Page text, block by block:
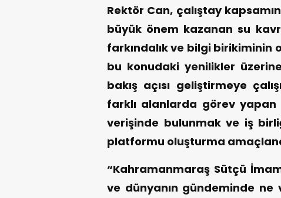
Rektör Can, çalıştay
büyük önem kazanan su
farkındalık ve bilgi birikiminin
bu konudaki yenilikler
bakış açısı geliştirmeye
farklı alanlarda görev yapan
verişinde bulunmak ve iş
platformu oluşturma
“Kahramanmaraş Sütçü
ve dünyanın gündeminde